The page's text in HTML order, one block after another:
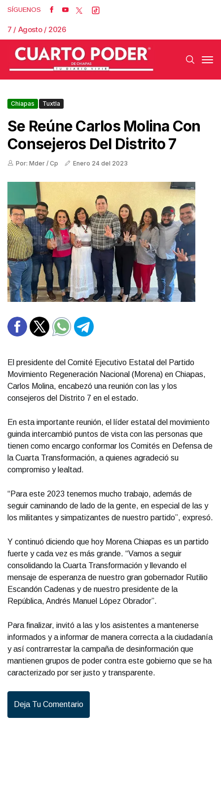
SÍGUENOS
7 / Agosto / 2026
Chiapas Tuxtla
Se Reúne Carlos Molina Con
Consejeros Del Distrito 7
Por: Mder / Cp Enero 24 del 2023
El presidente del Comité Ejecutivo Estatal del Partido
Movimiento Regeneración Nacional (Morena) en Chiapas,
Carlos Molina, encabezó una reunión con las y los
consejeros del Distrito 7 en el estado.
En esta importante reunión, el líder estatal del movimiento
guinda intercambió puntos de vista con las personas que
tienen como encargo conformar los Comités en Defensa de
la Cuarta Transformación, a quienes agradeció su
compromiso y lealtad.
“Para este 2023 tenemos mucho trabajo, además de
seguir caminando de lado de la gente, en especial de las y
los militantes y simpatizantes de nuestro partido”, expresó.
Y continuó diciendo que hoy Morena Chiapas es un partido
fuerte y cada vez es más grande. “Vamos a seguir
consolidando la Cuarta Transformación y llevando el
mensaje de esperanza de nuestro gran gobernador Rutilio
Escandón Cadenas y de nuestro presidente de la
República, Andrés Manuel López Obrador”.
Para finalizar, invitó a las y los asistentes a mantenerse
informados y a informar de manera correcta a la ciudadanía
y así contrarrestar la campaña de desinformación que
mantienen grupos de poder contra este gobierno que se ha
caracterizado por ser justo y transparente.
Deja Tu Comentario